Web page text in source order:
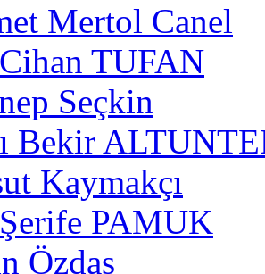
Mertol Canel
TUFAN
Seçkin
Bekir
Kaymakçı
PAMUK
Özdaş